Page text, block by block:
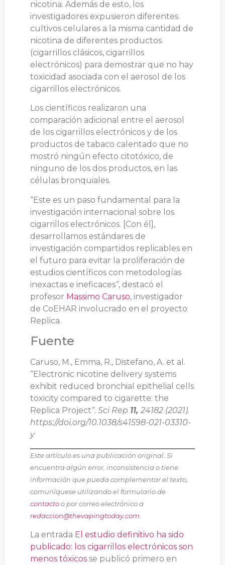
nicotina. Además de esto, los
investigadores expusieron diferentes
cultivos celulares a la misma cantidad de
nicotina de diferentes productos
(cigarrillos clásicos, cigarrillos
electrónicos) para demostrar que no hay
toxicidad asociada con el aerosol de los
cigarrillos electrónicos.
Los científicos realizaron una
comparación adicional entre el aerosol
de los cigarrillos electrónicos y de los
productos de tabaco calentado que no
mostró ningún efecto citotóxico, de
ninguno de los dos productos, en las
células bronquiales.
“Este es un paso fundamental para la
investigación internacional sobre los
cigarrillos electrónicos. [Con él],
desarrollamos estándares de
investigación compartidos replicables en
el futuro para evitar la proliferación de
estudios científicos con metodologías
inexactas e ineficaces“, destacó el
profesor Massimo Caruso, investigador
de CoEHAR involucrado en el proyecto
Replica.
Fuente
Caruso, M., Emma, R., Distefano, A. et al.
“Electronic nicotine delivery systems
exhibit reduced bronchial epithelial cells
toxicity compared to cigarette: the
Replica Project“. Sci Rep 11, 24182 (2021).
https://doi.org/10.1038/s41598-021-03310-
y
Este artículo es una publicación original. Si
encuentra algún error, inconsistencia o tiene
información que pueda complementar el texto,
comuníquese utilizando el formulario de
contactoo por correo electrónico a
redaccion@thevapingtoday.com
La entrada El estudio definitivo ha sido
publicado: los cigarrillos electrónicos son
menos tóxicos se publicó primero en